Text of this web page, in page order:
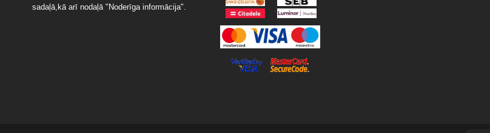
sadaļā,kā arī nodaļā "Noderīga informācija".